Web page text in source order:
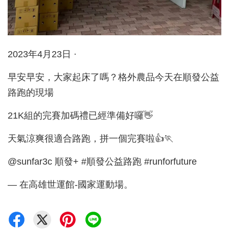
2023年4月23日 ·
早安早安，大家起床了嗎？格外農品今天在順發公益
路跑的現場
21K組的完賽加碼禮已經準備好囉👋
天氣涼爽很適合路跑，拼一個完賽啦👍🏃
@sunfar3c 順發+ #順發公益路跑 #runforfuture
— 在高雄世運館-國家運動場。